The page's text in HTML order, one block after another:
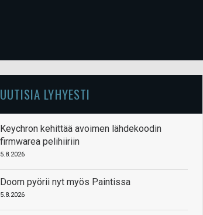
UUTISIA LYHYESTI
Keychron kehittää avoimen lähdekoodin
firmwarea pelihiiriin
5.8.2026
Doom pyörii nyt myös Paintissa
5.8.2026